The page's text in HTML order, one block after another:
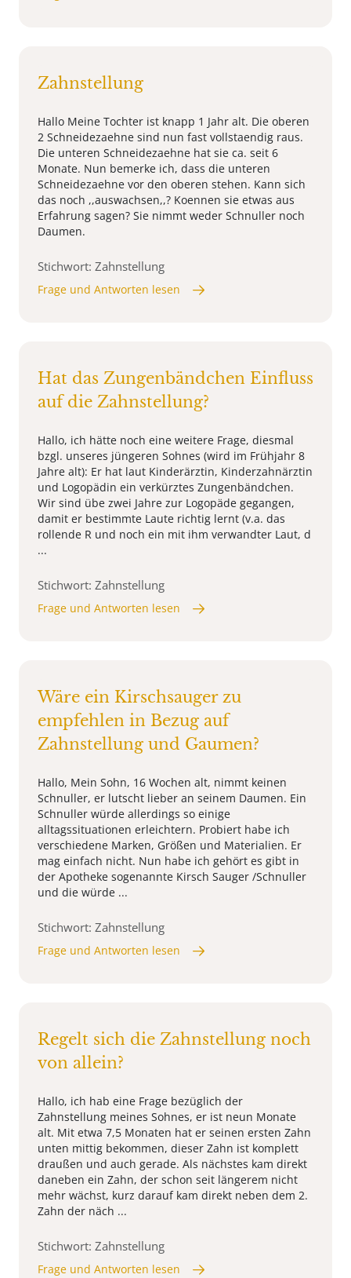
Zahnstellung
Hallo Meine Tochter ist knapp 1 Jahr alt. Die oberen
2 Schneidezaehne sind nun fast vollstaendig raus.
Die unteren Schneidezaehne hat sie ca. seit 6
Monate. Nun bemerke ich, dass die unteren
Schneidezaehne vor den oberen stehen. Kann sich
das noch ,,auswachsen,,? Koennen sie etwas aus
Erfahrung sagen? Sie nimmt weder Schnuller noch
Daumen.
Stichwort: Zahnstellung
Frage und Antworten lesen
Hat das Zungenbändchen Einfluss
auf die Zahnstellung?
Hallo, ich hätte noch eine weitere Frage, diesmal
bzgl. unseres jüngeren Sohnes (wird im Frühjahr 8
Jahre alt): Er hat laut Kinderärztin, Kinderzahnärztin
und Logopädin ein verkürztes Zungenbändchen.
Wir sind übe zwei Jahre zur Logopäde gegangen,
damit er bestimmte Laute richtig lernt (v.a. das
rollende R und noch ein mit ihm verwandter Laut, d
...
Stichwort: Zahnstellung
Frage und Antworten lesen
Wäre ein Kirschsauger zu
empfehlen in Bezug auf
Zahnstellung und Gaumen?
Hallo, Mein Sohn, 16 Wochen alt, nimmt keinen
Schnuller, er lutscht lieber an seinem Daumen. Ein
Schnuller würde allerdings so einige
alltagssituationen erleichtern. Probiert habe ich
verschiedene Marken, Größen und Materialien. Er
mag einfach nicht. Nun habe ich gehört es gibt in
der Apotheke sogenannte Kirsch Sauger /Schnuller
und die würde ...
Stichwort: Zahnstellung
Frage und Antworten lesen
Regelt sich die Zahnstellung noch
von allein?
Hallo, ich hab eine Frage bezüglich der
Zahnstellung meines Sohnes, er ist neun Monate
alt. Mit etwa 7,5 Monaten hat er seinen ersten Zahn
unten mittig bekommen, dieser Zahn ist komplett
draußen und auch gerade. Als nächstes kam direkt
daneben ein Zahn, der schon seit längerem nicht
mehr wächst, kurz darauf kam direkt neben dem 2.
Zahn der näch ...
Stichwort: Zahnstellung
Frage und Antworten lesen